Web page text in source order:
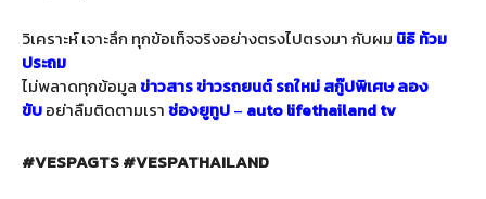
วิเคราะห์ เจาะลึก ทุกข้อเท็จจริงอย่างตรงไปตรงมา กับผม นิธิ ท้วม
ประถม
ไม่พลาดทุกข้อมูลข่าวสารข่าวรถยนต์รถใหม่สกู๊ปพิเศษลอง
ขับอย่าลืมติดตามเราช่องยูทูป– auto lifethailand tv
#VESPAGTS#VESPATHAILAND